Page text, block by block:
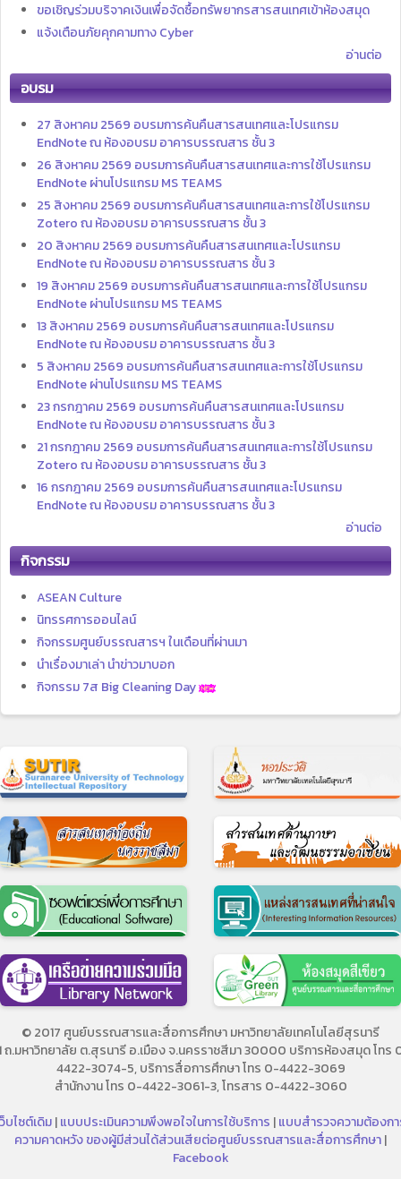
ขอเชิญร่วมบริจาคเงินเพื่อจัดซื้อทรัพยากรสารสนเทศเข้าห้องสมุด
แจ้งเตือนภัยคุกคามทาง Cyber
อ่านต่อ
อบรม
27 สิงหาคม 2569 อบรมการค้นคืนสารสนเทศและโปรแกรม
EndNote ณ ห้องอบรม อาคารบรรณสาร ชั้น 3
26 สิงหาคม 2569 อบรมการค้นคืนสารสนเทศและการใช้โปรแกรม
EndNote ผ่านโปรแกรม MS TEAMS
25 สิงหาคม 2569 อบรมการค้นคืนสารสนเทศและการใช้โปรแกรม
Zotero ณ ห้องอบรม อาคารบรรณสาร ชั้น 3
20 สิงหาคม 2569 อบรมการค้นคืนสารสนเทศและโปรแกรม
EndNote ณ ห้องอบรม อาคารบรรณสาร ชั้น 3
19 สิงหาคม 2569 อบรมการค้นคืนสารสนเทศและการใช้โปรแกรม
EndNote ผ่านโปรแกรม MS TEAMS
13 สิงหาคม 2569 อบรมการค้นคืนสารสนเทศและโปรแกรม
EndNote ณ ห้องอบรม อาคารบรรณสาร ชั้น 3
5 สิงหาคม 2569 อบรมการค้นคืนสารสนเทศและการใช้โปรแกรม
EndNote ผ่านโปรแกรม MS TEAMS
23 กรกฎาคม 2569 อบรมการค้นคืนสารสนเทศและโปรแกรม
EndNote ณ ห้องอบรม อาคารบรรณสาร ชั้น 3
21 กรกฎาคม 2569 อบรมการค้นคืนสารสนเทศและการใช้โปรแกรม
Zotero ณ ห้องอบรม อาคารบรรณสาร ชั้น 3
16 กรกฎาคม 2569 อบรมการค้นคืนสารสนเทศและโปรแกรม
EndNote ณ ห้องอบรม อาคารบรรณสาร ชั้น 3
อ่านต่อ
กิจกรรม
ASEAN Culture
นิทรรศการออนไลน์
กิจกรรมศูนย์บรรณสารฯ ในเดือนที่ผ่านมา
นำเรื่องมาเล่า นำข่าวมาบอก
กิจกรรม 7ส Big Cleaning Day
© 2017 ศูนย์บรรณสารและสื่อการศึกษา มหาวิทยาลัยเทคโนโลยีสุรนารี
ถ.มหาวิทยาลัย ต.สุรนารี อ.เมือง จ.นครราชสีมา 30000 บริการห้องสมุด โทร
4422-3074-5, บริการสื่อการศึกษา โทร 0-4422-3069
สำนักงาน โทร 0-4422-3061-3, โทรสาร 0-4422-3060
บไซต์เดิม|แบบประเมินความพึงพอใจในการใช้บริการ |แบบสำรวจความต้องก
ความคาดหวัง ของผู้มีส่วนได้ส่วนเสียต่อศูนย์บรรณสารและสื่อการศึกษา|
Facebook